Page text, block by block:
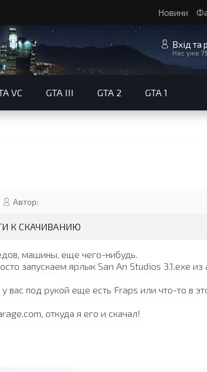
Новини
Вхід та
Нас уже
VC GTA III GTA 2 GTA 1
Автор:
К СКАЧИВАНИЮ
машины, еще чего-нибудь.
запускаем ярлык San An Studios 3.1.exe из
под рукой еще есть Fraps или что-то в
откуда я его и скачал!